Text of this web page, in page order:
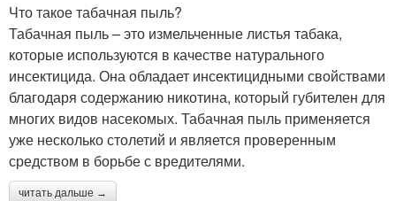
Что такое табачная пыль?
Табачная пыль – это измельченные листья табака,
которые используются в качестве натурального
инсектицида. Она обладает инсектицидными свойствами
благодаря содержанию никотина, который губителен для
многих видов насекомых. Табачная пыль применяется
уже несколько столетий и является проверенным
средством в борьбе с вредителями.
читать дальше →